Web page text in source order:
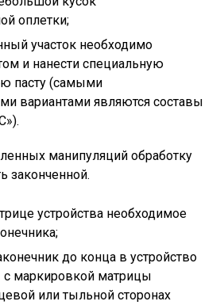
оплетки;
участок необходимо
и нанести специальную
пасту (самыми
вариантами являются составы
манипуляций обработку
законченной.
устройства необходимое
до конца в устройство
маркировкой матрицы
или тыльной сторонах